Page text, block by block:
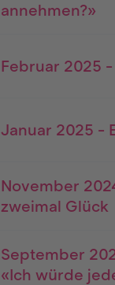
annehmen?»
Februar 2025
Januar 2025 -
November
zweimal Glück
September
«Ich würde